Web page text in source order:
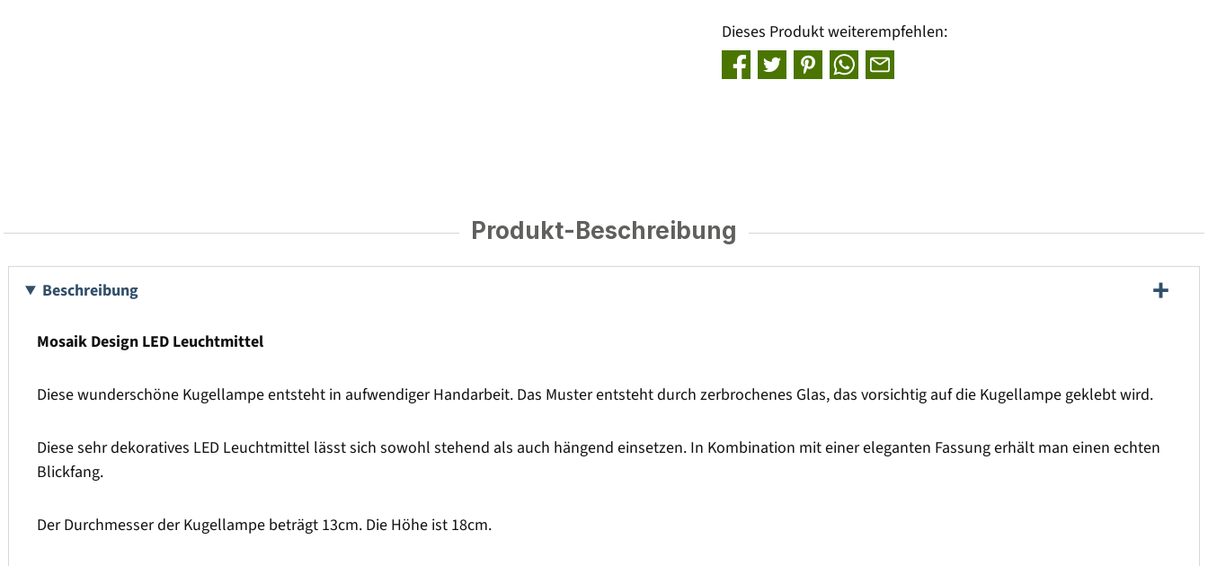
Dieses Produkt weiterempfehlen:
Produkt-Beschreibung
Beschreibung
Mosaik Design LED Leuchtmittel
Diese wunderschöne Kugellampe entsteht in aufwendiger Handarbeit. Das Muster entsteht durch zerbrochenes Glas, das vorsichtig auf die Kugellampe geklebt wird.
Diese sehr dekoratives LED Leuchtmittel lässt sich sowohl stehend als auch hängend einsetzen. In Kombination mit einer eleganten Fassung erhält man einen echten
Blickfang.
Der Durchmesser der Kugellampe beträgt 13cm. Die Höhe ist 18cm.